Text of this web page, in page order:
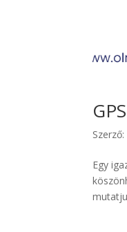
Szerző:
Egy